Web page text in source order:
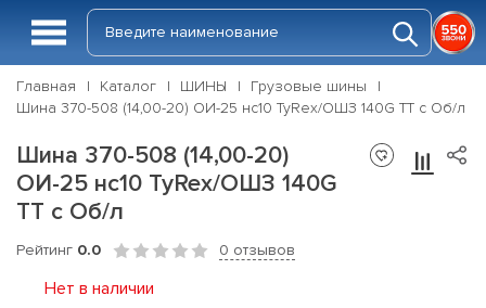
Главная Каталог ШИНЫ
Грузовые шины
Шина 370-508 (14,00-20) ОИ-25 нс10 TyRex/ОШЗ 140G TT с Об/л
Шина 370-508 (14,00-20)
ОИ-25 нс10 TyRex/ОШЗ 140G
TT с Об/л
Рейтинг 0.0 0 отзывов
Нет в наличии